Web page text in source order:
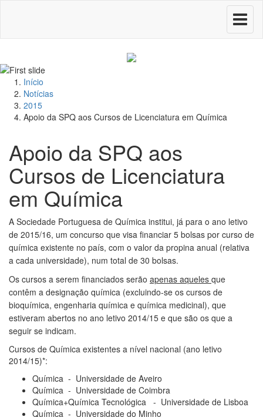
Toggle
Início
Notícias
2015
Apoio da SPQ aos Cursos de Licenciatura em Química
Apoio da SPQ aos
Cursos de Licenciatura
em Química
A Sociedade Portuguesa de Química institui, já para o ano letivo
de 2015/16, um concurso que visa financiar 5 bolsas por curso de
química existente no país, com o valor da propina anual (relativa
a cada universidade), num total de 30 bolsas.
Os cursos a serem financiados serão apenas aqueles que
contêm a designação química (excluindo-se os cursos de
bioquímica, engenharia química e química medicinal), que
estiveram abertos no ano letivo 2014/15 e que são os que a
seguir se indicam.
Cursos de Química existentes a nível nacional (ano letivo
2014/15)*:
Química - Universidade de Aveiro
Química - Universidade de Coimbra
Química+Química Tecnológica - Universidade de Lisboa
Química - Universidade do Minho